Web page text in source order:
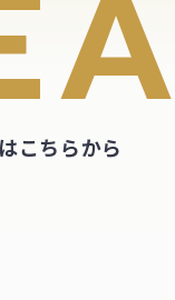
こちらから